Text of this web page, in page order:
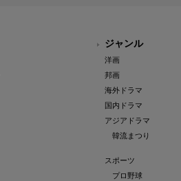
ジャンル
洋画
邦画
海外ドラマ
国内ドラマ
アジアドラマ
韓流まつり
スポーツ
プロ野球